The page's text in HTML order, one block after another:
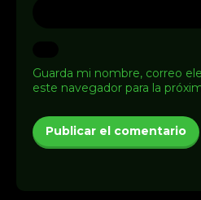
Guarda mi nombre, correo
este navegador para la